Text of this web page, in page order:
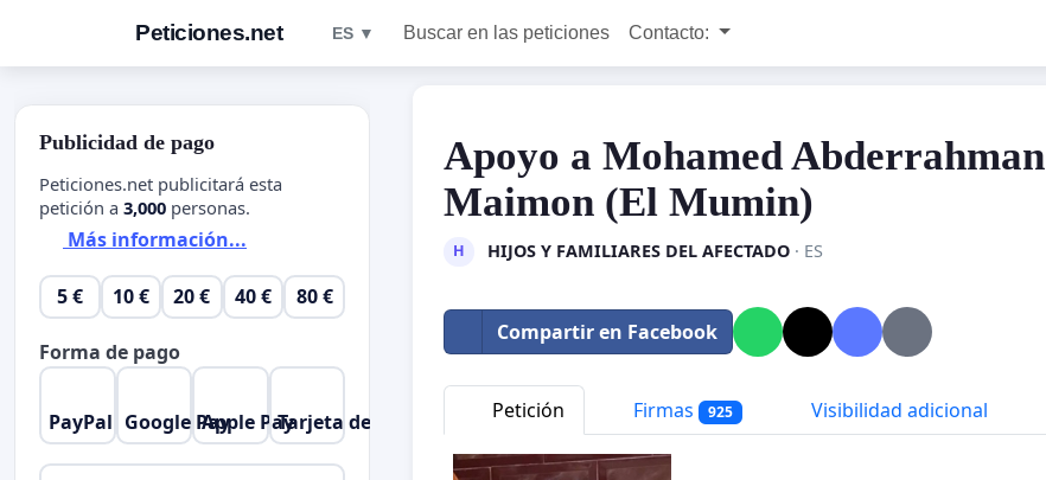
Peticiones.net ES ▼ Buscar en las peticiones Contacto:
Apoyo a Mohamed Abderrahman
Maimon (El Mumin)
H HIJOS Y FAMILIARES DEL AFECTADO· ES
Compartir en Facebook
Petición Firmas 925 Visibilidad adicional
Publicidad de pago
Peticiones.net publicitará esta
petición a 3,000 personas.
Más información...
5 € 10 € 20 € 40 € 80 €
Forma de pago
PayPal Google PayApple PayTarjeta de crédito